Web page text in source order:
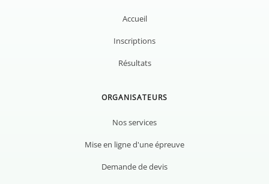
Accueil
Inscriptions
Résultats
ORGANISATEURS
Nos services
Mise en ligne d'une épreuve
Demande de devis